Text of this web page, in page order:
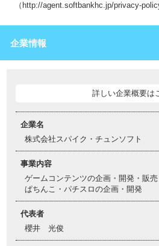
（http://agent.softbankhc.jp/privacy-
企業情報
詳しい企業概要は
企業名
株式会社スパイク・チュンソフト
事業内容
ゲームコンテンツの企画・開発・販
ぱちんこ・パチスロの企画・開発
代表者
櫻井 光俊